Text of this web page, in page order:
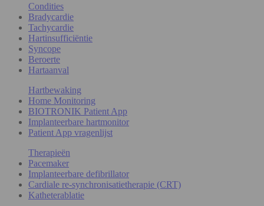
Condities
Bradycardie
Tachycardie
Hartinsufficiëntie
Syncope
Beroerte
Hartaanval
Hartbewaking
Home Monitoring
BIOTRONIK Patient App
Implanteerbare hartmonitor
Patient App vragenlijst
Therapieën
Pacemaker
Implanteerbare defibrillator
Cardiale re-synchronisatietherapie (CRT)
Katheterablatie